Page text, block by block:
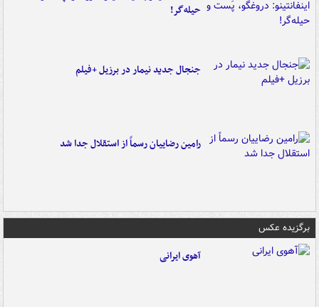
حیله‌گر!
جنجال جدید نیمار در برزیل +فیلم
رامین رضاییان رسماً از استقلال جدا شد
برگزیده عکس
آهوی ایرانی